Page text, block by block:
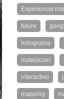
Experiencia
future
holograma
instalacion
interactivo
mapping